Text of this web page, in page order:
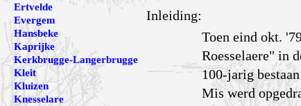
Inleiding:
Toen eind okt.
Roesselaere" in
100-jarig
Mis werd
Ertvelde
Evergem
Hansbeke
Kaprijke
Kerkbrugge-Langerbrugge
Kleit
Kluizen
Knesselare